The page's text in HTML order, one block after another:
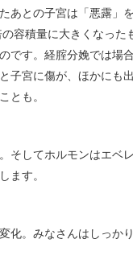
あとの子宮は「悪露」
容積量に大きくなった
です。経腟分娩では場
子宮に傷が、ほかにも
とも。
そしてホルモンはエベ
ます。
化。みなさんはしっか